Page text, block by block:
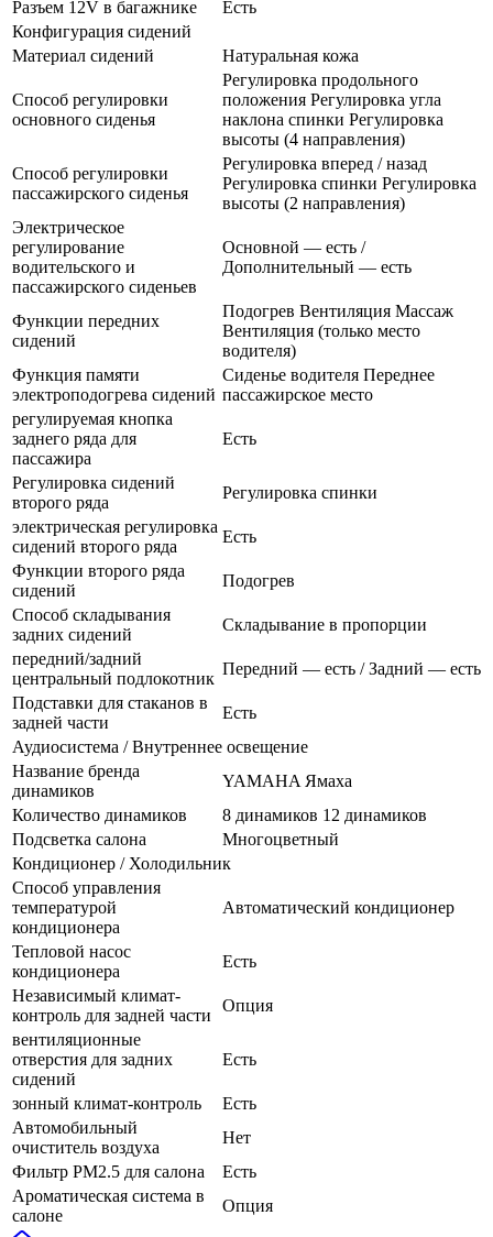
Разъем 12V в багажнике
Есть
Конфигурация сидений
Материал сидений
Натуральная кожа
Способ регулировки
основного сиденья
Регулировка продольного
положения Регулировка угла
наклона спинки Регулировка
высоты (4 направления)
Способ регулировки
пассажирского сиденья
Регулировка вперед / назад
Регулировка спинки Регулировка
высоты (2 направления)
Электрическое
регулирование
водительского и
пассажирского сиденьев
Основной — есть /
Дополнительный — есть
Функции передних
сидений
Подогрев Вентиляция Массаж
Вентиляция (только место
водителя)
Функция памяти
электроподогрева сидений
Сиденье водителя Переднее
пассажирское место
регулируемая кнопка
заднего ряда для
пассажира
Есть
Регулировка сидений
второго ряда
Регулировка спинки
электрическая регулировка
сидений второго ряда
Есть
Функции второго ряда
сидений
Подогрев
Способ складывания
задних сидений
Складывание в пропорции
передний/задний
центральный подлокотник
Передний — есть / Задний — есть
Подставки для стаканов в
задней части
Есть
Аудиосистема / Внутреннее освещение
Название бренда
динамиков
YAMAHA Ямаха
Количество динамиков
8 динамиков 12 динамиков
Подсветка салона
Многоцветный
Кондиционер / Холодильник
Способ управления
температурой
кондиционера
Автоматический кондиционер
Тепловой насос
кондиционера
Есть
Независимый климат-
контроль для задней части
Опция
вентиляционные
отверстия для задних
сидений
Есть
зонный климат-контроль
Есть
Автомобильный
очиститель воздуха
Нет
Фильтр PM2.5 для салона
Есть
Ароматическая система в
салоне
Опция